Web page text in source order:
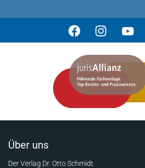
Über uns
Der Verlag Dr. Otto Schmidt